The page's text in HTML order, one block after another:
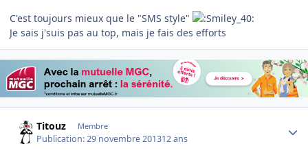
C'est toujours mieux que le "SMS style"
Je sais j'suis pas au top, mais je fais des efforts
Titouz Membre
Publication:29 novembre 201312 ans